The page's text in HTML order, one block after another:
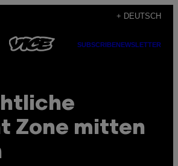
+ DEUTSCH
SUBSCRIBENEWSLETTER
Zone mitten